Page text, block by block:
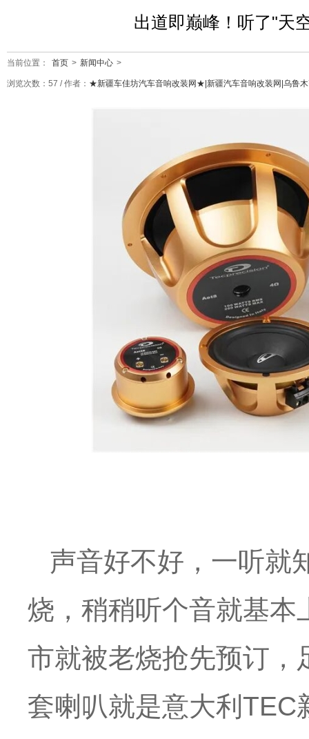
出道即巅峰！听了"天
当前位置： 首页 > 新闻中心 >
浏览次数： 57 / 作者： ★新疆车佳坊汽车音响改装网★|新疆汽车音响改装网|乌鲁
声音好不好，一听就
烧，稍稍听个音就基本
市就被老烧抢先预订，
套喇叭就是意大利TEC